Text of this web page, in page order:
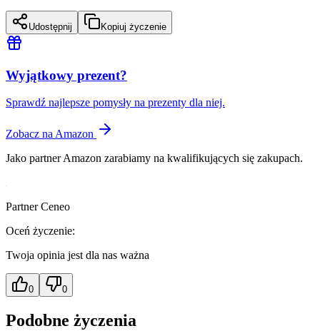
Udostępnij Kopiuj życzenie
Wyjątkowy prezent?
Sprawdź najlepsze pomysły na prezenty dla niej.
Zobacz na Amazon
Jako partner Amazon zarabiamy na kwalifikujących się zakupach.
Partner Ceneo
Oceń życzenie:
Twoja opinia jest dla nas ważna
0 0
Podobne życzenia